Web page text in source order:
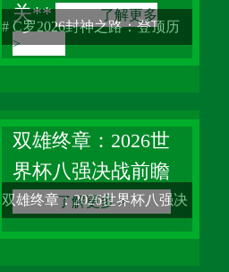
告中写下“生理节律紊乱”这个
诊断时，心中总
关**
# C罗2026封神之路：登顶历
史射手榜前的最后三道险关 作
的老观察者，我见证过无数天
才的崛起与陨落，见证过无数
传奇的诞生与谢幕。但说句心
里话，没有任何一个球员的职
了解更多
>
双雄终章：2026世
界杯八强决战前瞻
双雄终章：2026世界杯八强决
战前瞻 站在2026年的盛夏，当
了解更多 >